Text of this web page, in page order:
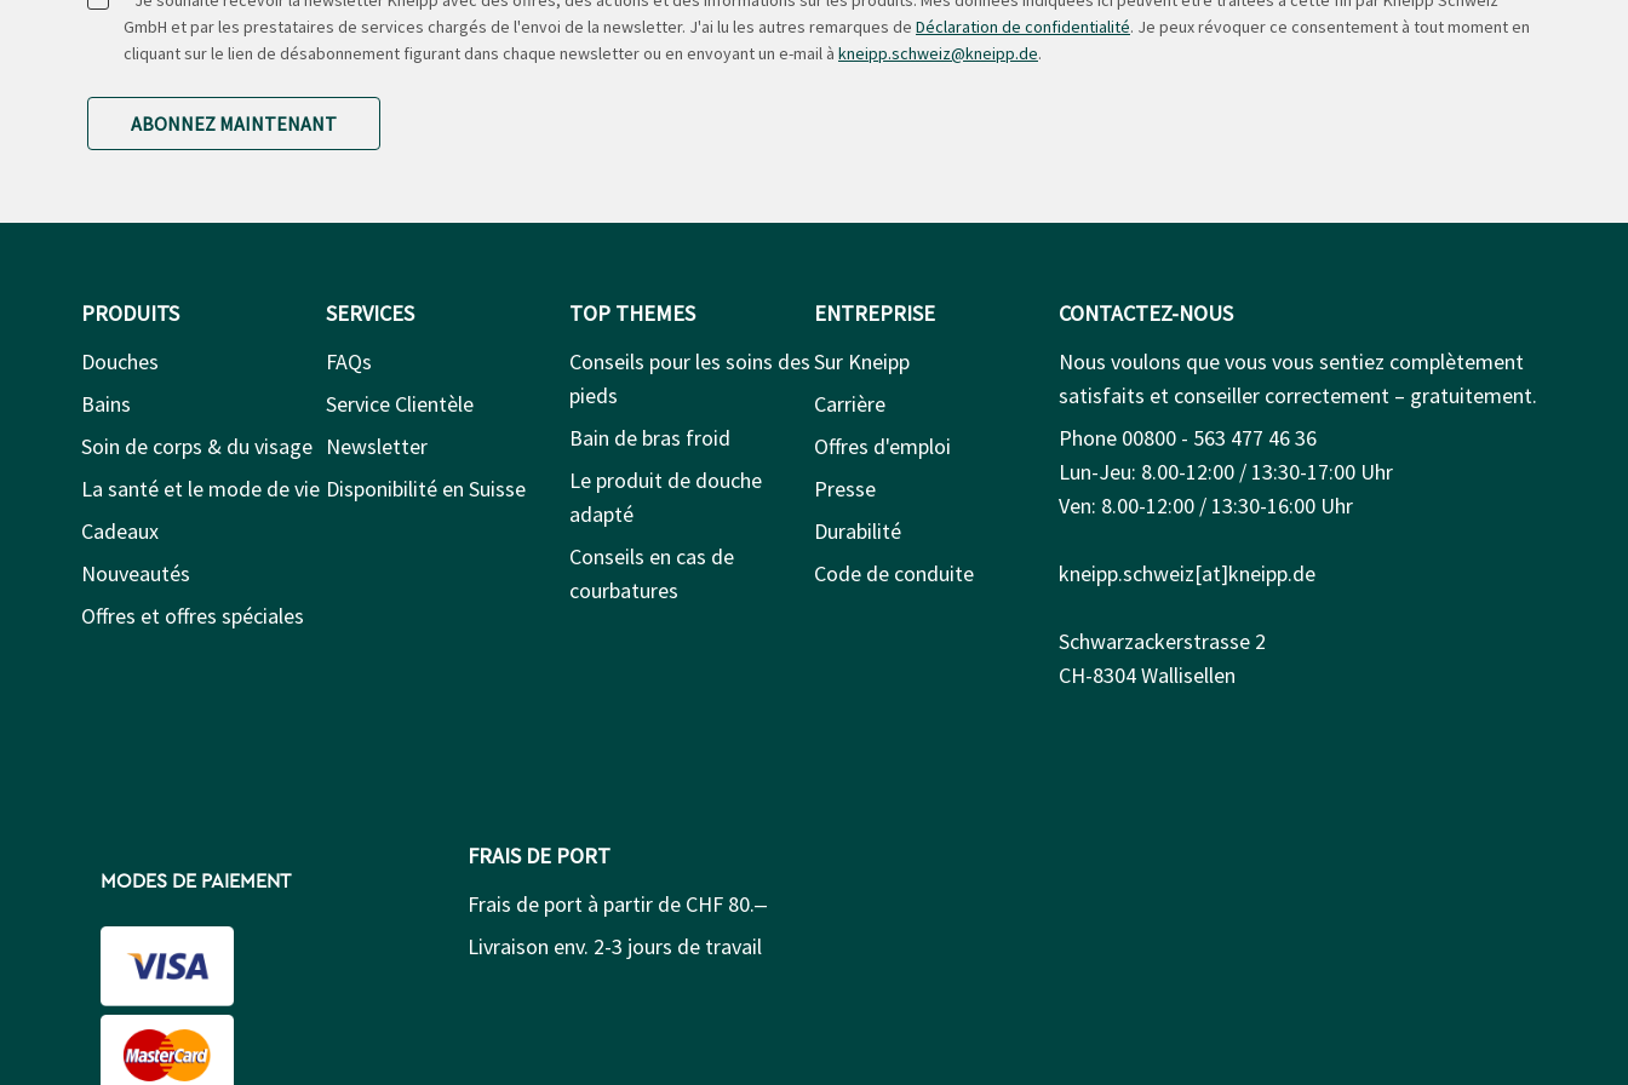
GmbH et par les prestataires de services chargés de l'envoi de la newsletter. J'ai lu les autres remarques de Déclaration de confidentialité. Je peux révoquer ce consentement à tout moment en
cliquant sur le lien de désabonnement figurant dans chaque newsletter ou en envoyant un e-mail à kneipp.schweiz@kneipp.de.
ABONNEZ MAINTENANT
PRODUITS
Douches
Bains
Soin de corps & du visage
La santé et le mode de vie
Cadeaux
Nouveautés
Offres et offres spéciales
SERVICES
FAQs
Service Clientèle
Newsletter
Disponibilité en Suisse
TOP THEMES
Conseils pour les soins des
pieds
Bain de bras froid
Le produit de douche
adapté
Conseils en cas de
courbatures
ENTREPRISE
Sur Kneipp
Carrière
Offres d'emploi
Presse
Durabilité
Code de conduite
CONTACTEZ-NOUS
Nous voulons que vous vous sentiez complètement
satisfaits et conseiller correctement – gratuitement.
Phone 00800 - 563 477 46 36
Lun-Jeu: 8.00-12:00 / 13:30-17:00 Uhr
Ven: 8.00-12:00 / 13:30-16:00 Uhr
kneipp.schweiz[at]kneipp.de
Schwarzackerstrasse 2
CH-8304 Wallisellen
MODES DE PAIEMENT
FRAIS DE PORT
Frais de port à partir de CHF 80.‒
Livraison env. 2-3 jours de travail